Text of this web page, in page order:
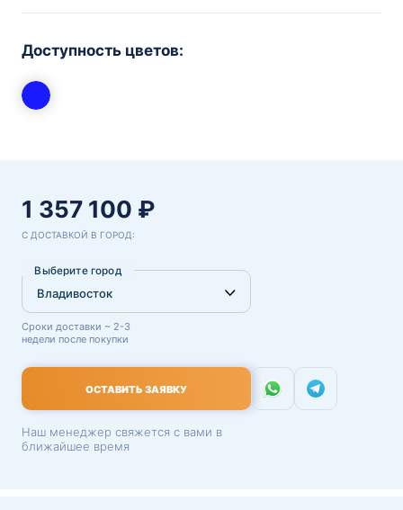
Доступность цветов:
1 357 100 ₽
С ДОСТАВКОЙ В ГОРОД:
Выберите город
Сроки доставки ~ 2-3
недели после покупки
ОСТАВИТЬ ЗАЯВКУ
Наш менеджер свяжется с вами в
ближайшее время